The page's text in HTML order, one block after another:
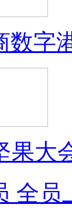
数字
果大
全员